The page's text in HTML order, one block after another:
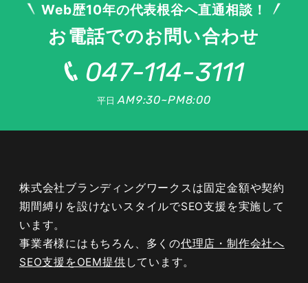
Web歴10年の代表根谷へ直通相談！
お電話でのお問い合わせ
047-114-3111
平日AM9:30~PM8:00
株式会社ブランディングワークスは固定金額や契約
期間縛りを設けないスタイルでSEO支援を実施して
います。
事業者様にはもちろん、多くの代理店・制作会社へ
SEO支援をOEM提供 しています。